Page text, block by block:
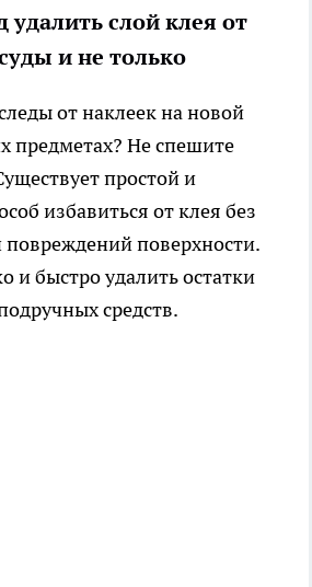
удалить слой клея от
и не только
от наклеек на новой
предметах? Не спешите
простой и
избавиться от клея без
поверхности.
и быстро удалить остатки
средств.